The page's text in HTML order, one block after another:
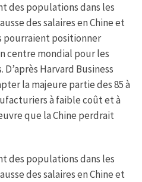
des populations dans les
des salaires en Chine et
pourraient positionner
centre mondial pour les
Harvard Business
la majeure partie des 85 à
à faible coût et à
que la Chine perdrait
des populations dans les
des salaires en Chine et